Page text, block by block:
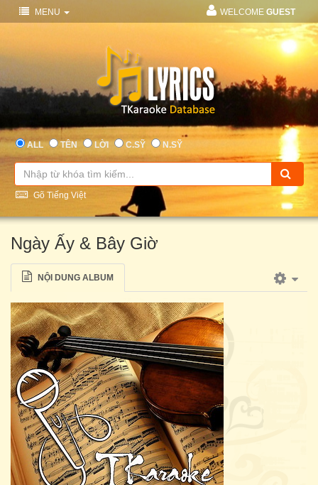
MENU WELCOME GUEST
ALL TÊN LỜI C.SỸ N.SỸ
Gõ Tiếng Việt
Ngày Ấy & Bây Giờ
NỘI DUNG ALBUM